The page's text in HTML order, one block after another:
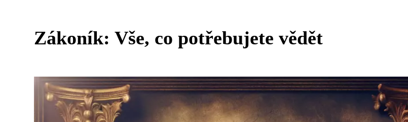
Zákoník: Vše, co potřebujete vědět